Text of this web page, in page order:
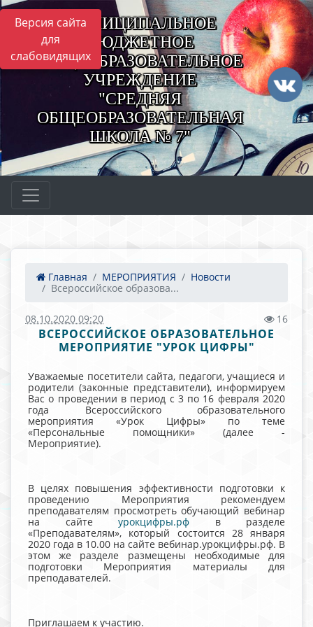
Версия сайта
для
слабовидящих
МУНИЦИПАЛЬНОЕ
БЮДЖЕТНОЕ
ОБЩЕОБРАЗОВАТЕЛЬНОЕ
УЧРЕЖДЕНИЕ
"СРЕДНЯЯ
ОБЩЕОБРАЗОВАТЕЛЬНАЯ
ШКОЛА № 7"
Главная МЕРОПРИЯТИЯ
Новости
Всероссийское образова...
08.10.2020 09:20 16
ВСЕРОССИЙСКОЕ ОБРАЗОВАТЕЛЬНОЕ
МЕРОПРИЯТИЕ "УРОК ЦИФРЫ"
Уважаемые посетители сайта, педагоги, учащиеся и
родители (законные представители), информируем
Вас о проведении в период с 3 по 16 февраля 2020
года Всероссийского образовательного
мероприятия «Урок Цифры» по теме
«Персональные помощники» (далее -
Мероприятие).
В целях повышения эффективности подготовки к
проведению Мероприятия рекомендуем
преподавателям просмотреть обучающий вебинар
на сайте урокцифры.рф в разделе
«Преподавателям», который состоится 28 января
2020 года в 10.00 на сайте вебинар.урокцифры.рф. В
этом же разделе размещены необходимые для
подготовки Мероприятия материалы для
преподавателей.
Приглашаем к участию.